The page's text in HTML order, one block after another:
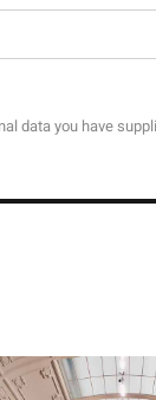
data you have